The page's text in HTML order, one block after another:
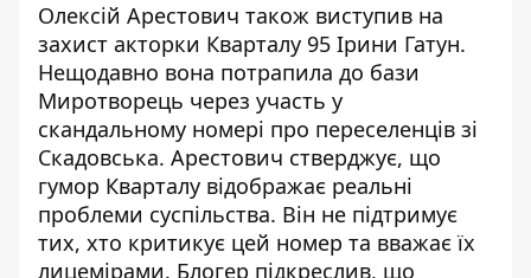
Олексій Арестович також виступив на
захист акторки Кварталу 95 Ірини Гатун.
Нещодавно вона потрапила до бази
Миротворець через участь у
скандальному номері про переселенців зі
Скадовська. Арестович стверджує, що
гумор Кварталу відображає реальні
проблеми суспільства. Він не підтримує
тих, хто критикує цей номер та вважає їх
лицемірами. Блогер підкреслив, що